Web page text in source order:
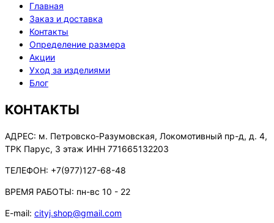
Главная
Заказ и доставка
Контакты
Определение размера
Акции
Уход за изделиями
Блог
КОНТАКТЫ
АДРЕС: м. Петровско-Разумовская, Локомотивный пр-д, д. 4,
ТРК Парус, 3 этаж ИНН 771665132203
ТЕЛЕФОН: +7(977)127-68-48
ВРЕМЯ РАБОТЫ: пн-вс 10 - 22
E-mail: cityj.shop@gmail.com